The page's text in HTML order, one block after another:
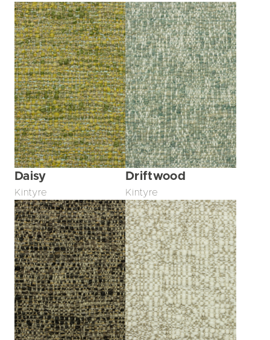
Daisy
Kintyre
Driftwood
Kintyre